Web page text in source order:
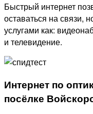
Быстрый интернет
оставаться на связи,
услугами как:
и телевидение.
Интернет по
посёлке